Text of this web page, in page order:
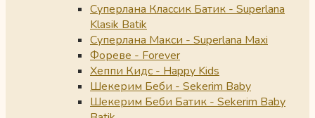
Суперлана Классик Батик - Superlana
Klasik Batik
Суперлана Макси - Superlana Maxi
Фореве - Forever
Хеппи Кидс - Happy Kids
Шекерим Беби - Sekerim Baby
Шекерим Беби Батик - Sekerim Baby